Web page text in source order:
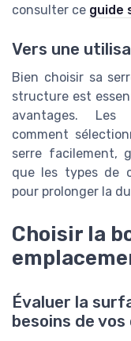
consulter ce guide
Vers une
Bien choisir sa
structure est
avantages. Les
comment
serre facilement,
que les types de
pour prolonger la
Choisir la
Évaluer la
besoins de